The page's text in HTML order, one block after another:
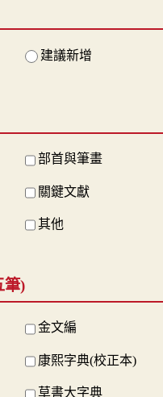
建議新增
部首與筆畫
關鍵文獻
其他
筆)
金文編
康熙字典(校正本)
草書大字典